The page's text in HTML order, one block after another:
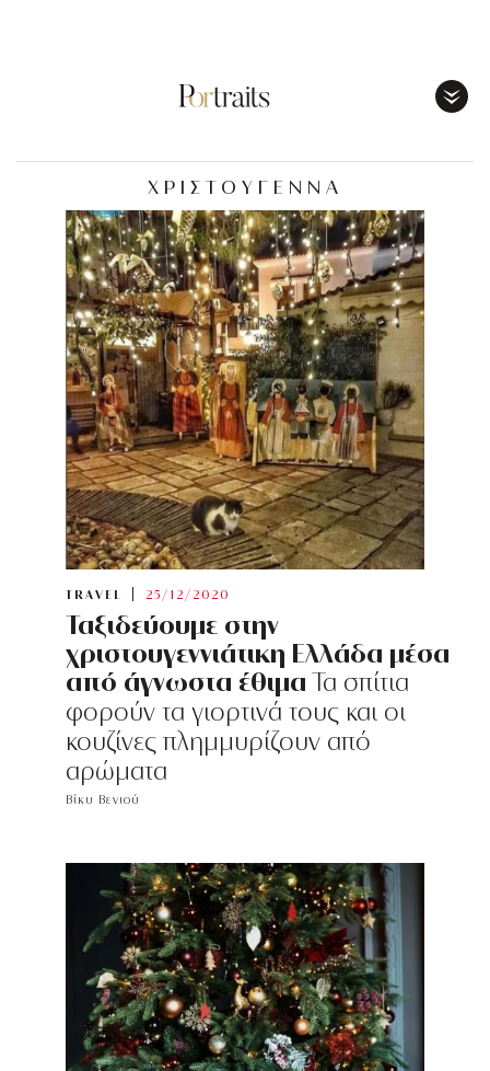
ΧΡΙΣΤΟΥΓΕΝΝΑ
TRAVEL 25/12/2020
Ταξιδεύουμε στην
χριστουγεννιάτικη Ελλάδα μέσα
από άγνωστα έθιμα Τα σπίτια
φορούν τα γιορτινά τους και οι
κουζίνες πλημμυρίζουν από
αρώματα
Βίκυ Βενιού